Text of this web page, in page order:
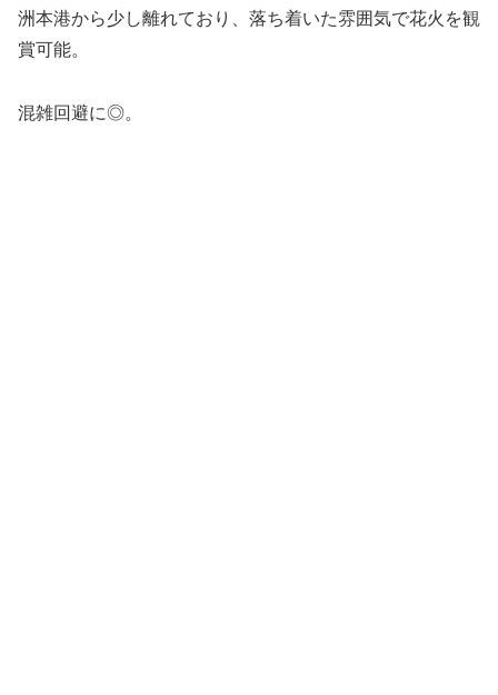
洲本港から少し離れており、落ち着いた雰囲気で花火を観
賞可能。
混雑回避に◎。